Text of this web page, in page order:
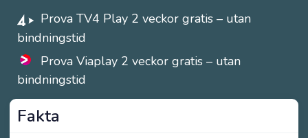
Prova TV4 Play 2 veckor gratis – utan
bindningstid
Prova Viaplay 2 veckor gratis – utan
bindningstid
Fakta